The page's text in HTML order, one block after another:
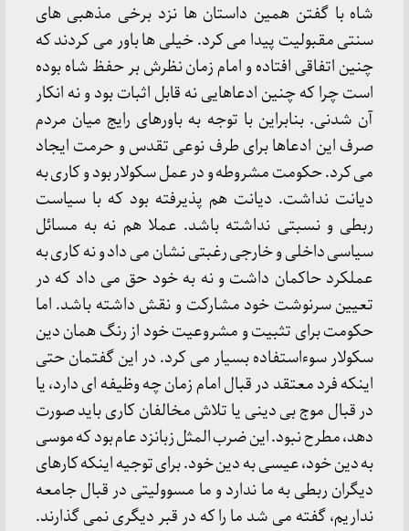
شاه با گفتن همین داستان ها نزد برخی مذهبی های
سنتی مقبولیت پیدا می کرد. خیلی ها باور می کردند که
چنین اتفاقی افتاده و امام زمان نظرش بر حفظ شاه بوده
است چرا که چنین ادعاهایی نه قابل اثبات بود و نه انکار
آن شدنی. بنابراین با توجه به باورهای رایج میان مردم
صرف این ادعاها برای طرف نوعی تقدس و حرمت ایجاد
می کرد. حکومت مشروطه و در عمل سکولار بود و کاری به
دیانت نداشت. دیانت هم پذیرفته بود که با سیاست
ربطی و نسبتی نداشته باشد. عملا هم نه به مسائل
سیاسی داخلی و خارجی رغبتی نشان می داد و نه کاری به
عملکرد حاکمان داشت و نه به خود حق می داد که در
تعیین سرنوشت خود مشارکت و نقش داشته باشد. اما
حکومت برای تثبیت و مشروعیت خود از رنگ همان دین
سکولار سوءاستفاده بسیار می کرد. در این گفتمان حتی
اینکه فرد معتقد در قبال امام زمان چه وظیفه ای دارد، یا
در قبال موج بی دینی یا تلاش مخالفان کاری باید صورت
دهد، مطرح نبود. این ضرب المثل زبانزد عام بود که موسی
به دین خود، عیسی به دین خود. برای توجیه اینکه کارهای
دیگران ربطی به ما ندارد و ما مسوولیتی در قبال جامعه
نداریم، گفته می شد ما را که در قبر دیگری نمی گذارند.